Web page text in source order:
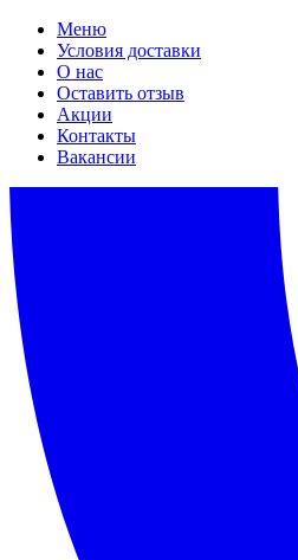
Меню
Условия доставки
О нас
Оставить отзыв
Акции
Контакты
Вакансии